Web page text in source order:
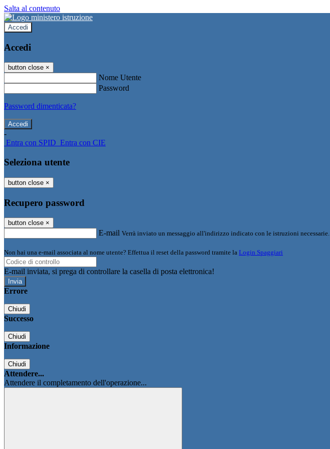
Salta al contenuto
Accedi
Accedi
button close ×
Nome Utente
Password
Password dimenticata?
-
Entra con SPID Entra con CIE
Seleziona utente
button close ×
Recupero password
button close ×
E-mail Verrà inviato un messaggio all'indirizzo indicato con le istruzioni necessarie.
Non hai una e-mail associata al nome utente? Effettua il reset della password tramite la Login Spaggiari
E-mail inviata, si prega di controllare la casella di posta elettronica!
Errore
Chiudi
Successo
Chiudi
Informazione
Chiudi
Attendere...
Attendere il completamento dell'operazione...